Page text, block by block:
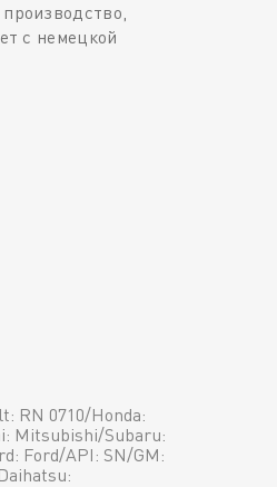
с немецкой
RN 0710/Honda:
Mitsubishi/Subaru:
Ford/API: SN/GM: